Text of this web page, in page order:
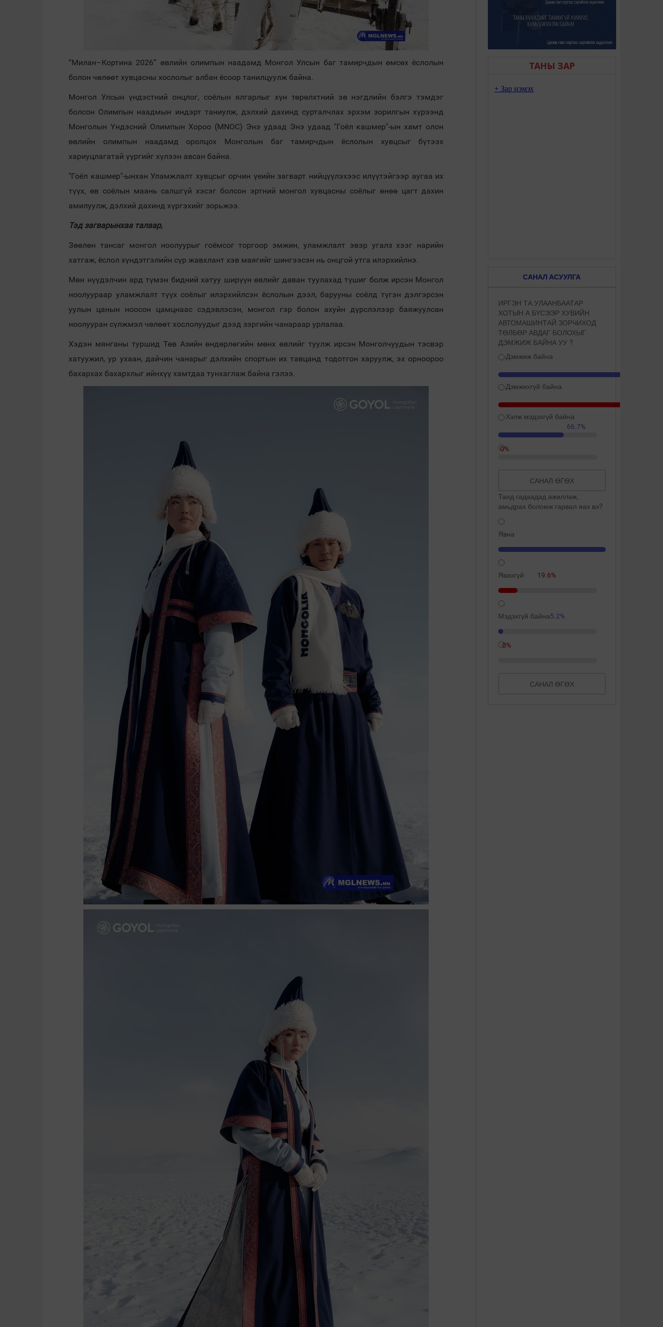
“Милан–Кортина 2026” өвлийн олимпын наадамд Монгол Улсын баг тамирчдын өмсөх ёслолын
болон чөлөөт хувцасны хослолыг албан ёсоор танилцуулж байна.
Монгол Улсын үндэстний онцлог, соёлын ялгарлыг хүн төрөлхтний эв нэгдлийн бэлгэ тэмдэг
болсон Олимпын наадмын индэрт таниулж, дэлхий дахинд сурталчлах эрхэм зорилгын хүрээнд
Монголын Үндэсний Олимпын Хороо (MNOC) Энэ удаад Энэ удаад "Гоёл кашмер"-ын хамт олон
өвлийн олимпын наадамд оролцох Монголын баг тамирчдын ёслолын хувцсыг бүтээх
хариуцлагатай үүргийг хүлээн авсан байна.
"Гоёл кашмер"-ынхан Уламжлалт хувцсыг орчин үеийн загварт нийцүүлэхээс илүүтэйгээр аугаа их
түүх, өв соёлын маань салшгүй хэсэг болсон эртний монгол хувцасны соёлыг өнөө цагт дахин
амилуулж, дэлхий дахинд хүргэхийг зорьжээ.
Тэд загварынхаа талаар,
Зөөлөн тансаг монгол ноолуурыг гоёмсог торгоор эмжин, уламжлалт эвэр угалз хээг нарийн
хатгаж, ёслол хүндэтгэлийн сүр жавхлант хэв маягийг шингээсэн нь онцгой утга илэрхийлнэ.
Мөн нүүдэлчин ард түмэн бидний хатуу ширүүн өвлийг даван туулахад түшиг болж ирсэн Монгол
ноолуураар уламжлалт түүх соёлыг илэрхийлсэн ёслолын дээл, барууны соёлд түгэн дэлгэрсэн
уулын цанын ноосон цамцнаас сэдэвлэсэн, монгол гэр болон ахуйн дүрслэлээр баяжуулсан
ноолууран сүлжмэл чөлөөт хослолуудыг дээд зэргийн чанараар урлалаа.
Хэдэн мянганы туршид Төв Азийн өндөрлөгийн мөнх өвлийг туулж ирсэн Монголчуудын тэсвэр
хатуужил, ур ухаан, дайчин чанарыг дэлхийн спортын их тавцанд тодотгон харуулж, эх орноороо
бахархах бахархлыг ийнхүү хамтдаа тунхаглаж байна гэлээ.
ТАНЫ ЗАР
САНАЛ АСУУЛГА
ИРГЭН ТА УЛААНБААТАР
ХОТЫН А БҮСЭЭР ХУВИЙН
АВТОМАШИНТАЙ ЗОРЧИХОД
ТӨЛБӨР АВДАГ БОЛОХЫГ
ДЭМЖИЖ БАЙНА УУ ?
Дэмжиж байна
Дэмжихгүй байна
Хэлж мэдэхгүй байна
66.7%
0%
САНАЛ ӨГӨХ
Танд гадаадад ажиллаж,
амьдрах боломж гарвал яах вэ?
Явна
Явахгүй 19.6%
Мэдэхгүй байна5.2%
0%
САНАЛ ӨГӨХ